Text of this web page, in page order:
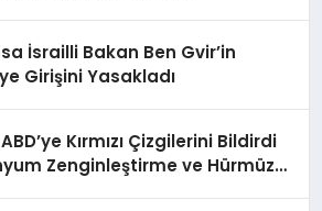
İsrailli Bakan Ben Gvir’in
Girişini Yasakladı
Kırmızı Çizgilerini Bildirdi
Zenginleştirme ve Hürmüz